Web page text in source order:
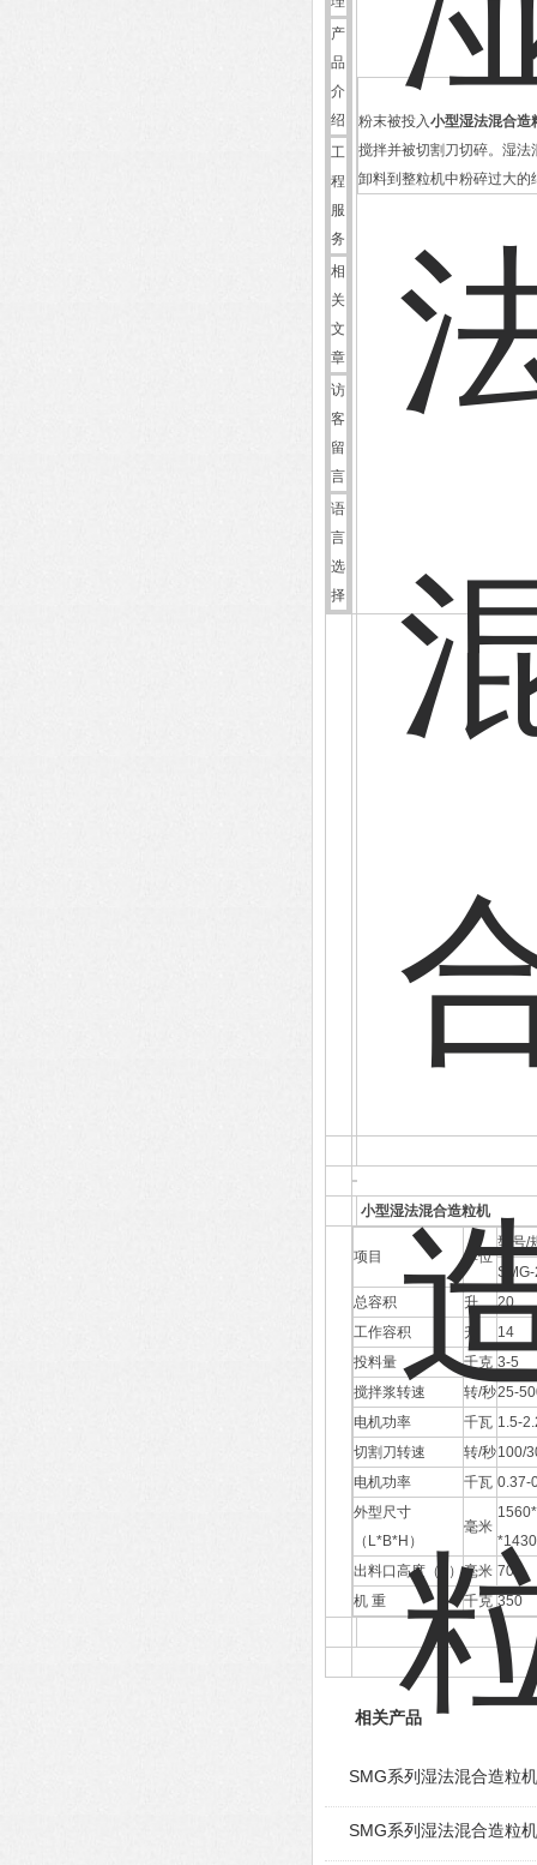
产
品
介
绍
工
程
服
务
相
关
文
章
访
客
留
言
语
言
选
择
粉末被投入小型湿法混合造
搅拌并被切割刀切碎。湿
卸料到整粒机中粉碎过大
小型湿法混合造粒机
项目 单位
型号/
总容积
升
20
工作容积
升
14
投料量
千克 3-5
搅拌浆转速
转/秒25-
电机功率
千瓦 1.5-
切割刀转速
转/秒100/
电机功率
千瓦 0.37-
外型尺寸
（L*B*H）
毫米
*1430
出料口高度（h）毫米 700
机 重
千克 350
相关产品
SMG系列湿法混合造粒机
SMG系列湿法混合造粒